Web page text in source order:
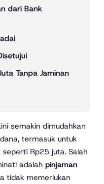
dari Bank
Tanpa Jaminan
semakin dimudahkan
termasuk untuk
Rp25 juta. Salah
adalah pinjaman
tidak memerlukan